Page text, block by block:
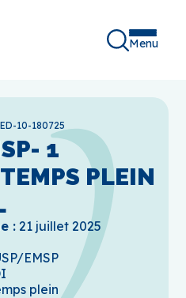
Menu
10-180725
1
PLEIN
: 21 juillet 2025
EMSP
plein